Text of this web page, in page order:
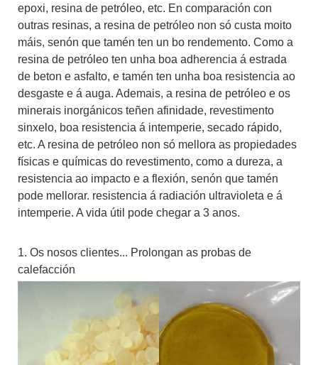
epoxi, resina de petróleo, etc. En comparación con
outras resinas, a resina de petróleo non só custa moito
máis, senón que tamén ten un bo rendemento. Como a
resina de petróleo ten unha boa adherencia á estrada
de beton e asfalto, e tamén ten unha boa resistencia ao
desgaste e á auga. Ademais, a resina de petróleo e os
minerais inorgánicos teñen afinidade, revestimento
sinxelo, boa resistencia á intemperie, secado rápido,
etc. A resina de petróleo non só mellora as propiedades
físicas e químicas do revestimento, como a dureza, a
resistencia ao impacto e a flexión, senón que tamén
pode mellorar. resistencia á radiación ultravioleta e á
intemperie. A vida útil pode chegar a 3 anos.
1. Os nosos clientes... Prolongan as probas de
calefacción